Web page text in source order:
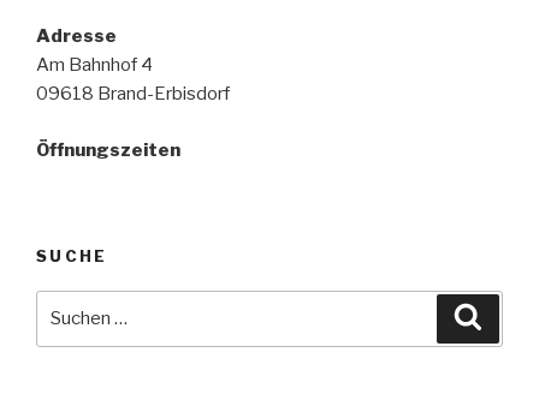
Adresse
Am Bahnhof 4
09618 Brand-Erbisdorf
Öffnungszeiten
SUCHE